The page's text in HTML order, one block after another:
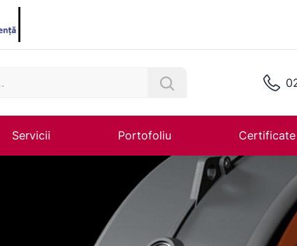
Servicii Portofoliu